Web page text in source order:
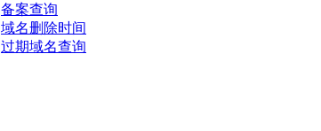
备案查询
域名删除时间
过期域名查询